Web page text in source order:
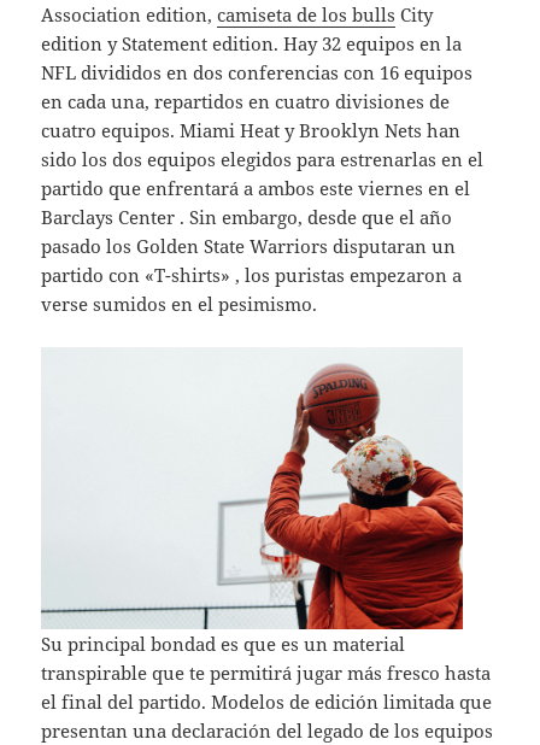
Association edition,camiseta de los bulls City
edition y Statement edition. Hay 32 equipos en la
NFL divididos en dos conferencias con 16 equipos
en cada una, repartidos en cuatro divisiones de
cuatro equipos. Miami Heat y Brooklyn Nets han
sido los dos equipos elegidos para estrenarlas en el
partido que enfrentará a ambos este viernes en el
Barclays Center . Sin embargo, desde que el año
pasado los Golden State Warriors disputaran un
partido con «T-shirts» , los puristas empezaron a
verse sumidos en el pesimismo.
Su principal bondad es que es un material
transpirable que te permitirá jugar más fresco hasta
el final del partido. Modelos de edición limitada que
presentan una declaración del legado de los equipos